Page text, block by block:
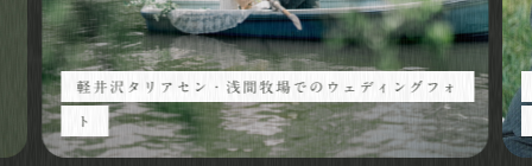
私達について
Web制作
ウェディングフィルム
軽井沢タリアセン・浅間牧場でのウェディングフォ
ト